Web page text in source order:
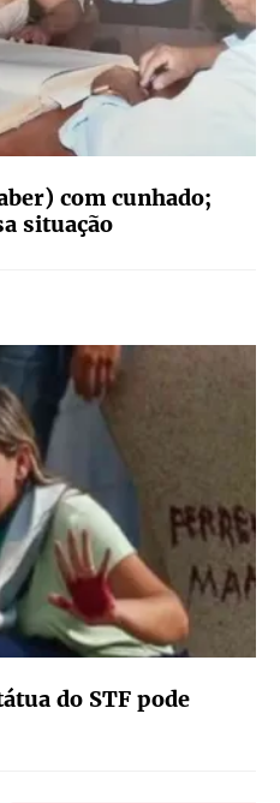
com cunhado;
situação
do STF pode